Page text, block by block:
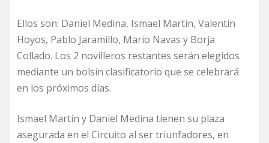
Ellos son: Daniel Medina, Ismael Martín, Valentín
Hoyos, Pablo Jaramillo, Mario Navas y Borja
Collado. Los 2 novilleros restantes serán elegidos
mediante un bolsín clasificatorio que se celebrará
en los próximos días.
Ismael Martín y Daniel Medina tienen su plaza
asegurada en el Circuito al ser triunfadores, en